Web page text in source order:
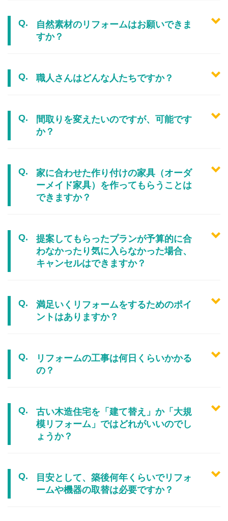
自然素材のリフォームはお願いできま
すか？
職人さんはどんな人たちですか？
間取りを変えたいのですが、可能です
か？
家に合わせた作り付けの家具（オーダ
ーメイド家具）を作ってもらうことは
できますか？
提案してもらったプランが予算的に合
わなかったり気に入らなかった場合、
キャンセルはできますか？
満足いくリフォームをするためのポイ
ントはありますか？
リフォームの工事は何日くらいかかる
の？
古い木造住宅を「建て替え」か「大規
模リフォーム」ではどれがいいのでし
ょうか？
目安として、築後何年くらいでリフォ
ームや機器の取替は必要ですか？